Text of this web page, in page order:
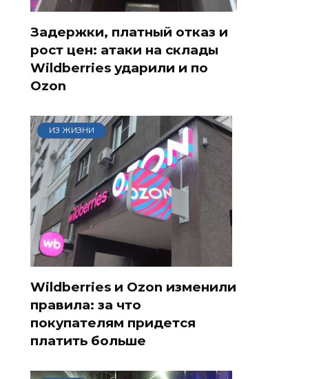
Задержки, платный отказ и
рост цен: атаки на склады
Wildberries ударили и по
Ozon
ИЗ ЖИЗНИ
Wildberries и Ozon изменили
правила: за что
покупателям придется
платить больше